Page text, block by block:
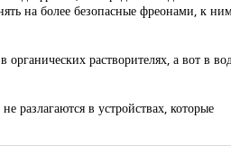
на более безопасные фреонами, к
растворителях, а вот в
разлагаются в устройствах, которые